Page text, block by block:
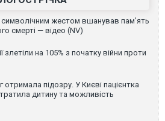
жестом вшанував пам’ять
смерті — відео (NV)
злетіли на 105% з початку війни проти
отримала підозру. У Києві пацієнтка
дитину та можливість